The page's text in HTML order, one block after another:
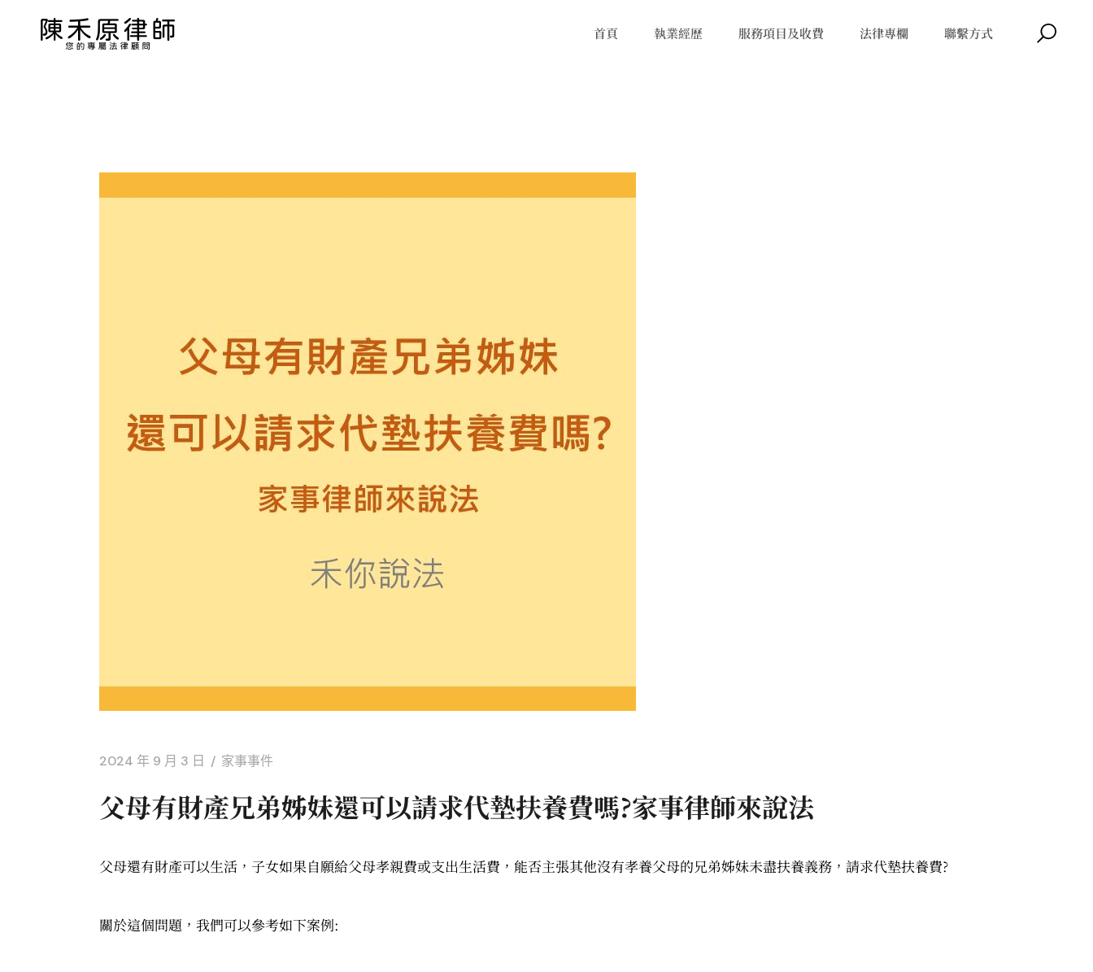
首頁 執業經歷 服務項目及收費 法律專欄 聯繫方式
2024 年 9 月 3 日 家事事件
父母有財產兄弟姊妹還可以請求代墊扶養費嗎?家事律師來說法
父母還有財產可以生活，子女如果自願給父母孝親費或支出生活費，能否主張其他沒有孝養父母的兄弟姊妹未盡扶養義務，請求代墊扶養費?
關於這個問題，我們可以參考如下案例: